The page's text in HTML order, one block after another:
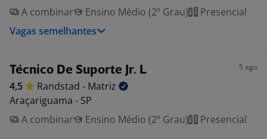
A combinar
Ensino Médio (2º Grau)
Presencial
Vagas semelhantes
Técnico De Suporte Jr. L 5 ago
4,5 Randstad - Matriz
Araçariguama - SP
A combinar
Ensino Médio (2º Grau) Presencial